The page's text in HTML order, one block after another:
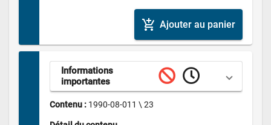
add_shopping_cart Ajouter au panier
Informations
importantes
Contenu : 1990-08-011 \ 23